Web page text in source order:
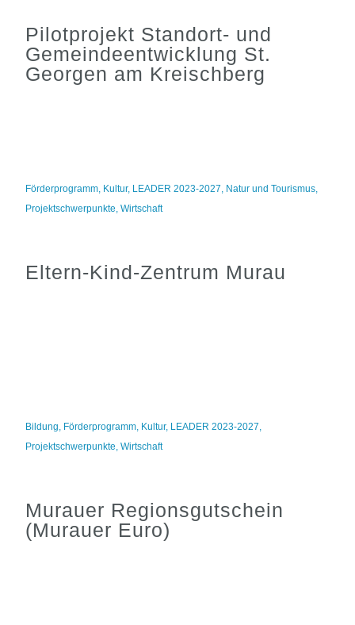
Pilotprojekt Standort- und
Gemeindeentwicklung St.
Georgen am Kreischberg
Förderprogramm, Kultur, LEADER 2023-2027, Natur und Tourismus,
Projektschwerpunkte,Wirtschaft
Eltern-Kind-Zentrum Murau
Bildung, Förderprogramm, Kultur, LEADER 2023-2027,
Projektschwerpunkte,Wirtschaft
Murauer Regionsgutschein
(Murauer Euro)